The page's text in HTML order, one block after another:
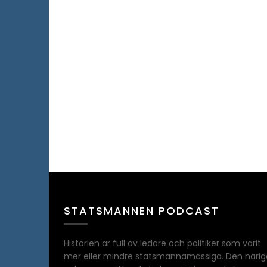
STATSMANNEN PODCAST
Historien är full av ledare och politiker som varit
mer eller mindre statsmannamässiga. Den